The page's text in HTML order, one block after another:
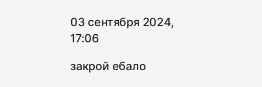
03 сентября 2024,
17:06
закрой ебало